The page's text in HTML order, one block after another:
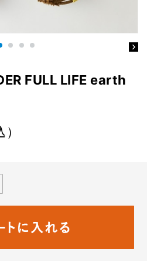
FULL LIFE earth